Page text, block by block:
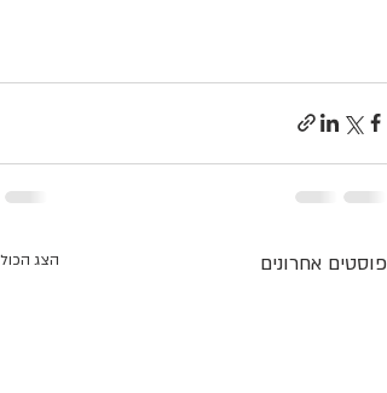
פוסטים אחרונים הצג הכול